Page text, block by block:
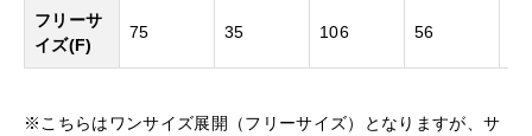
フリーサ
イズ(F)
75 35 106 56
※こちらはワンサイズ展開（フリーサイズ）となりますが、サ